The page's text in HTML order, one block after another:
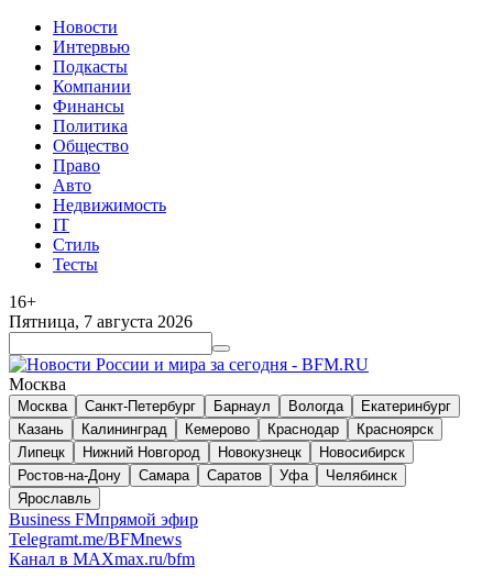
Новости
Интервью
Подкасты
Компании
Финансы
Политика
Общество
Право
Авто
Недвижимость
IT
Стиль
Тесты
16+
Пятница, 7 августа 2026
Москва
Москва Санкт-Петербург Барнаул Вологда
Екатеринбург
Казань
Калининград Кемерово Краснодар
Красноярск
Липецк
Нижний Новгород Новокузнецк
Новосибирск
Ростов-на-Дону
Самара Саратов Уфа
Челябинск
Ярославль
Business FMпрямой эфир
Telegramt.me/BFMnews
Канал в MAXmax.ru/bfm